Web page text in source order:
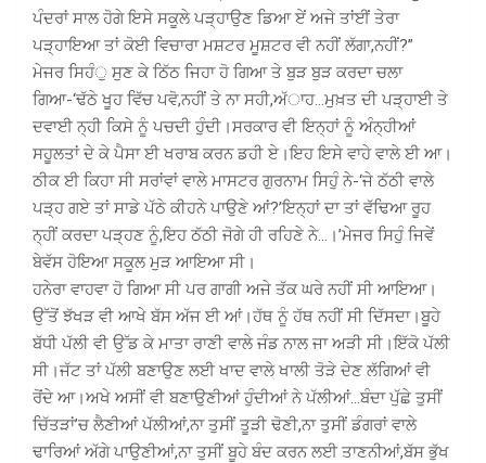
ਪੰਦਰਾਂ ਸਾਲ ਹੋਗੇ ਇਸੇ ਸਕੂਲੇ ਪੜ੍ਹਾਉਣ ਡਿਆ ਏਂ ਅਜੇ ਤਾਂਈਂ ਤੇਰਾ
ਪੜ੍ਹਾਇਆ ਤਾਂ ਕੋਈ ਵਿਚਾਰਾ ਮਸ਼ਟਰ ਮੂਸ਼ਟਰ ਵੀ ਨਹੀਂ ਲੱਗਾ,ਨਹੀਂ?”
ਮੇਜਰ ਸਿਹੰੁ ਸੁਣ ਕੇ ਠਿੱਠ ਜਿਹਾ ਹੋ ਗਿਆ ਤੇ ਬੁੜ ਬੁੜ ਕਰਦਾ ਚਲਾ
ਗਿਆ-‘ਢੱਠੇ ਖੂਹ ਵਿੱਚ ਪਵੋ,ਨਹੀਂ ਤੇ ਨਾ ਸਹੀ,ਅੱਾਹ…ਮੁਖ਼ਤ ਦੀ ਪੜ੍ਹਾਈ ਤੇ
ਦਵਾਈ ਨ੍ਹੀ ਕਿਸੇ ਨੂੰ ਪਚਦੀ ਹੁੰਦੀ।ਸਰਕਾਰ ਵੀ ਇਨ੍ਹਾਂ ਨੂੰ ਅੰਨ੍ਹੀਆਂ
ਸਹੂਲਤਾਂ ਦੇ ਕੇ ਪੈਸਾ ਈ ਖਰਾਬ ਕਰਨ ਡਹੀ ਏ।ਇਹ ਇਸੇ ਵਾਹੇ ਵਾਲੇ ਈ ਆ।
ਠੀਕ ਈ ਕਿਹਾ ਸੀ ਸਰਾਂਵਾਂ ਵਾਲੇ ਮਾਸਟਰ ਗੁਰਨਾਮ ਸਿਹੁੰ ਨੇ-‘ਜੇ ਠੱਠੀ ਵਾਲੇ
ਪੜ੍ਹ ਗਏ ਤਾਂ ਸਾਡੇ ਪੱਠੇ ਕੀਹਨੇ ਪਾਉਣੇ ਆਂ?’ਇਨ੍ਹਾਂ ਦਾ ਤਾਂ ਵੱਢਿਆ ਰੂਹ
ਨ੍ਹੀਂ ਕਰਦਾ ਪੜ੍ਹਣ ਨੂੰ,ਇਹ ਠੱਠੀ ਜੋਗੇ ਹੀ ਰਹਿਣੇ ਨੇ…।’ਮੇਜਰ ਸਿਹੁੰ ਜਿਵੇਂ
ਬੇਵੱਸ ਹੋਇਆ ਸਕੂਲ ਮੁੜ ਆਇਆ ਸੀ।
ਹਨੇਰਾ ਵਾਹਵਾ ਹੋ ਗਿਆ ਸੀ ਪਰ ਗਾਗੀ ਅਜੇ ਤੱਕ ਘਰੇ ਨਹੀਂ ਸੀ ਆਇਆ।
ਉੱਤੋਂ ਝੱਖੜ ਵੀ ਆਖੇ ਬੱਸ ਅੱਜ ਈ ਆਂ।ਹੱਥ ਨੂੰ ਹੱਥ ਨਹੀਂ ਸੀ ਦਿੱਸਦਾ।ਬੂਹੇ
ਬੱਧੀ ਪੱਲੀ ਵੀ ਉੱਡ ਕੇ ਮਾਤਾ ਰਾਣੀ ਵਾਲੇ ਜੰਡ ਨਾਲ ਜਾ ਅੜੀ ਸੀ।ਇੱਕੋ ਪੱਲੀ
ਸੀ।ਜੱਟ ਤਾਂ ਪੱਲੀ ਬਣਾਉਣ ਲਈ ਖਾਦ ਵਾਲੇ ਖਾਲੀ ਤੋੜੇ ਦੇਣ ਲੱਗਿਆਂ ਵੀ
ਰੋਂਦੇ ਆ।ਅਖੇ ਅਸੀਂ ਵੀ ਬਣਾਉਣੀਆਂ ਹੁੰਦੀਆਂ ਨੇ ਪੱਲੀਆਂ…ਬੰਦਾ ਪੁੱਛੇ ਤੁਸੀਂ
ਚਿੱਤੜਾਂ’ਚ ਲੈਣੀਆਂ ਪੱਲੀਆਂ,ਨਾ ਤੁਸੀਂ ਤੂੜੀ ਢੋਣੀ,ਨਾ ਤੁਸੀਂ ਡੰਗਰਾਂ ਵਾਲੇ
ਢਾਰਿਆਂ ਅੱਗੇ ਪਾਉਣੀਆਂ,ਨਾ ਤੁਸੀਂ ਬੂਹੇ ਬੰਦ ਕਰਨ ਲਈ ਤਾਣਨੀਆਂ,ਬੱਸ ਭੁੱਖ